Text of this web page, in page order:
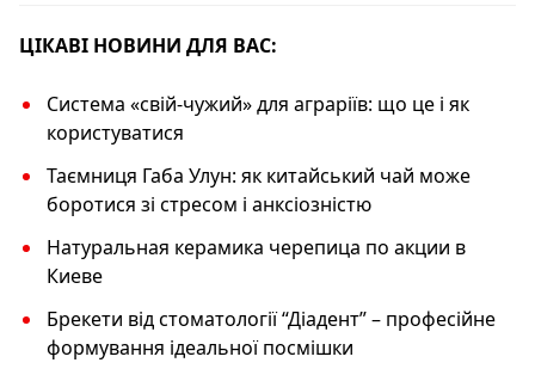
k
ЦІКАВІ НОВИНИ ДЛЯ ВАС:
Система «свій-чужий» для аграріїв: що це і як
користуватися
Таємниця Габа Улун: як китайський чай може
боротися зі стресом і анксіозністю
Натуральная керамика черепица по акции в
Киеве
Брекети від стоматології “Діадент” – професійне
формування ідеальної посмішки